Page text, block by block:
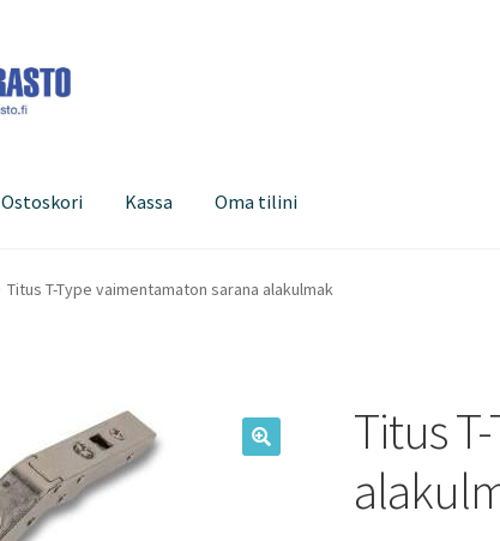
Ostoskori Kassa Oma tilini
KassaOma tilini
Titus T-Type vaimentamaton sarana alakulmak
Titus